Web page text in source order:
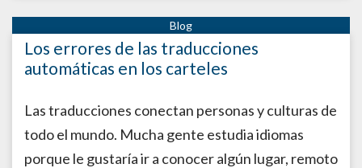
Los errores de las traducciones
automáticas en los carteles
Las traducciones conectan personas y culturas de
todo el mundo. Mucha gente estudia idiomas
porque le gustaría ir a conocer algún lugar, remoto